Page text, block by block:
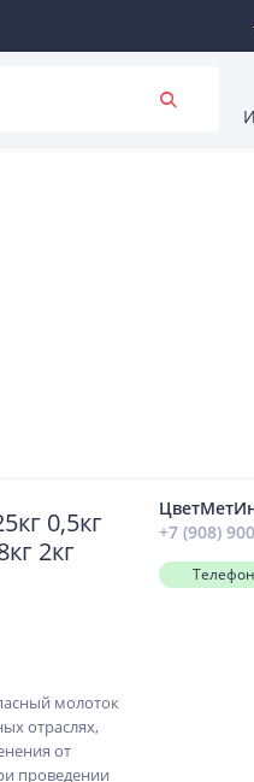
0,5кг
2кг
молоток
отраслях,
от
проведении
+7 (908)
Телефон